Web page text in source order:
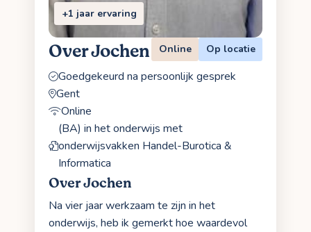
+1 jaar ervaring
Over Jochen Online Op locatie
Goedgekeurd na persoonlijk gesprek
Gent
Online
(BA) in het onderwijs met
onderwijsvakken Handel-Burotica &
Informatica
Over Jochen
Na vier jaar werkzaam te zijn in het
onderwijs, heb ik gemerkt hoe waardevol